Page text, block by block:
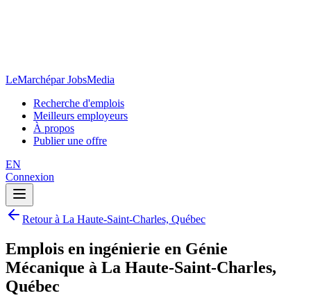
LeMarchépar JobsMedia
Recherche d'emplois
Meilleurs employeurs
À propos
Publier une offre
EN
Connexion
Retour à La Haute-Saint-Charles, Québec
Emplois en ingénierie en Génie
Mécanique à La Haute-Saint-Charles,
Québec